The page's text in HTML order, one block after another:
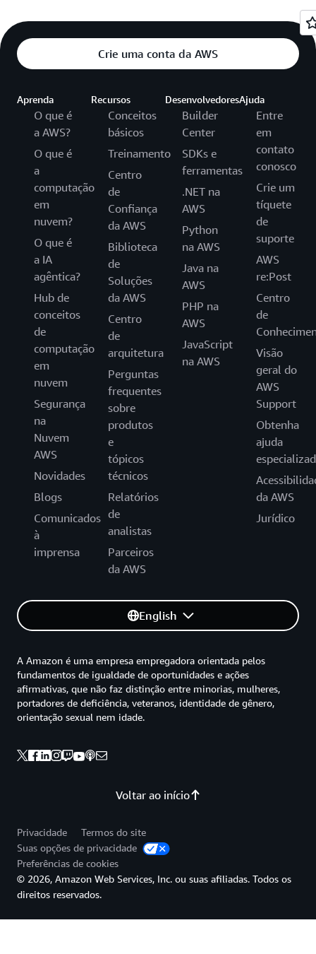
Crie uma conta da AWS
Aprenda
O que é
a AWS?
O que é
a
computação
em
nuvem?
O que é
a IA
agêntica?
Hub de
conceitos
de
computação
em
nuvem
Segurança
na
Nuvem
AWS
Novidades
Blogs
Comunicados
à
imprensa
Recursos
Conceitos
básicos
Treinamento
Centro
de
Confiança
da AWS
Biblioteca
de
Soluções
da AWS
Centro
de
arquitetura
Perguntas
frequentes
sobre
produtos
e
tópicos
técnicos
Relatórios
de
analistas
Parceiros
da AWS
Desenvolvedores
Builder
Center
SDKs e
ferramentas
.NET na
AWS
Python
na AWS
Java na
AWS
PHP na
AWS
JavaScript
na AWS
Ajuda
Entre
em
contato
conosco
Crie um
tíquete
de
suporte
AWS
re:Post
Centro
de
Visão
geral do
AWS
Support
Obtenha
ajuda
da AWS
Jurídico
English
Voltar ao início
A Amazon é uma empresa empregadora orientada pelos
fundamentos de igualdade de oportunidades e ações
afirmativas, que não faz distinção entre minorias, mulheres,
portadores de deficiência, veteranos, identidade de gênero,
orientação sexual nem idade.
Privacidade
Termos do site
Suas opções de privacidade
Preferências de cookies
© 2026, Amazon Web Services, Inc. ou suas afiliadas. Todos os
direitos reservados.